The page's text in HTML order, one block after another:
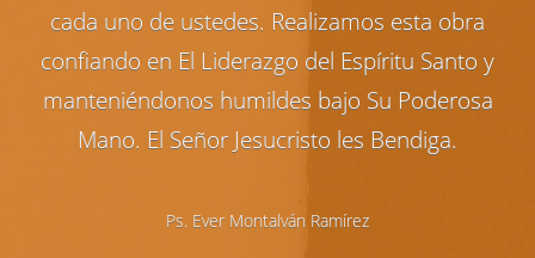
cada uno de ustedes. Realizamos esta obra
confiando en El Liderazgo del Espíritu Santo y
manteniéndonos humildes bajo Su Poderosa
Mano. El Señor Jesucristo les Bendiga.
Ps. Ever Montalván Ramírez